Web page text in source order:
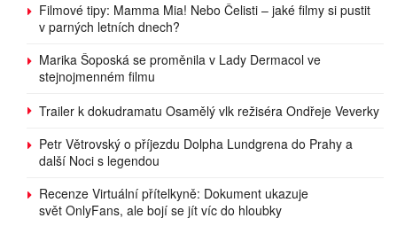
Filmové tipy: Mamma Mia! Nebo Čelisti – jaké filmy si pustit
v parných letních dnech?
Marika Šoposká se proměnila v Lady Dermacol ve
stejnojmenném filmu
Trailer k dokudramatu Osamělý vlk režiséra Ondřeje Veverky
Petr Větrovský o příjezdu Dolpha Lundgrena do Prahy a
další Noci s legendou
Recenze Virtuální přítelkyně: Dokument ukazuje
svět OnlyFans, ale bojí se jít víc do hloubky